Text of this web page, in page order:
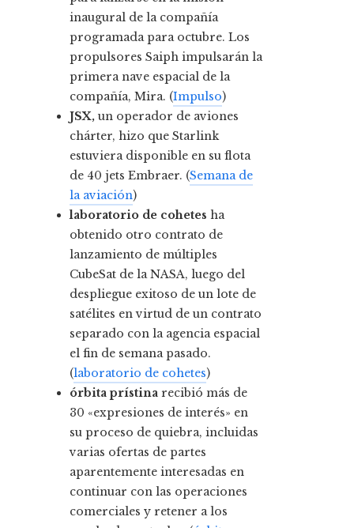
inaugural de la compañía
programada para octubre. Los
propulsores Saiph impulsarán la
primera nave espacial de la
compañía, Mira. (Impulso)
JSX, un operador de aviones
chárter, hizo que Starlink
estuviera disponible en su flota
de 40 jets Embraer. (Semana de
la aviación)
laboratorio de cohetes ha
obtenido otro contrato de
lanzamiento de múltiples
CubeSat de la NASA, luego del
despliegue exitoso de un lote de
satélites en virtud de un contrato
separado con la agencia espacial
el fin de semana pasado.
(laboratorio de cohetes)
órbita prístina recibió más de
30 «expresiones de interés» en
su proceso de quiebra, incluidas
varias ofertas de partes
aparentemente interesadas en
continuar con las operaciones
comerciales y retener a los